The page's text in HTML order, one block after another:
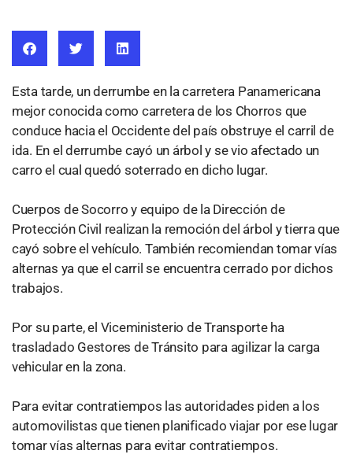
Esta tarde, un derrumbe en la carretera Panamericana
mejor conocida como carretera de los Chorros que
conduce hacia el Occidente del país obstruye el carril de
ida. En el derrumbe cayó un árbol y se vio afectado un
carro el cual quedó soterrado en dicho lugar.
Cuerpos de Socorro y equipo de la Dirección de
Protección Civil realizan la remoción del árbol y tierra que
cayó sobre el vehículo. También recomiendan tomar vías
alternas ya que el carril se encuentra cerrado por dichos
trabajos.
Por su parte, el Viceministerio de Transporte ha
trasladado Gestores de Tránsito para agilizar la carga
vehicular en la zona.
Para evitar contratiempos las autoridades piden a los
automovilistas que tienen planificado viajar por ese lugar
tomar vías alternas para evitar contratiempos.